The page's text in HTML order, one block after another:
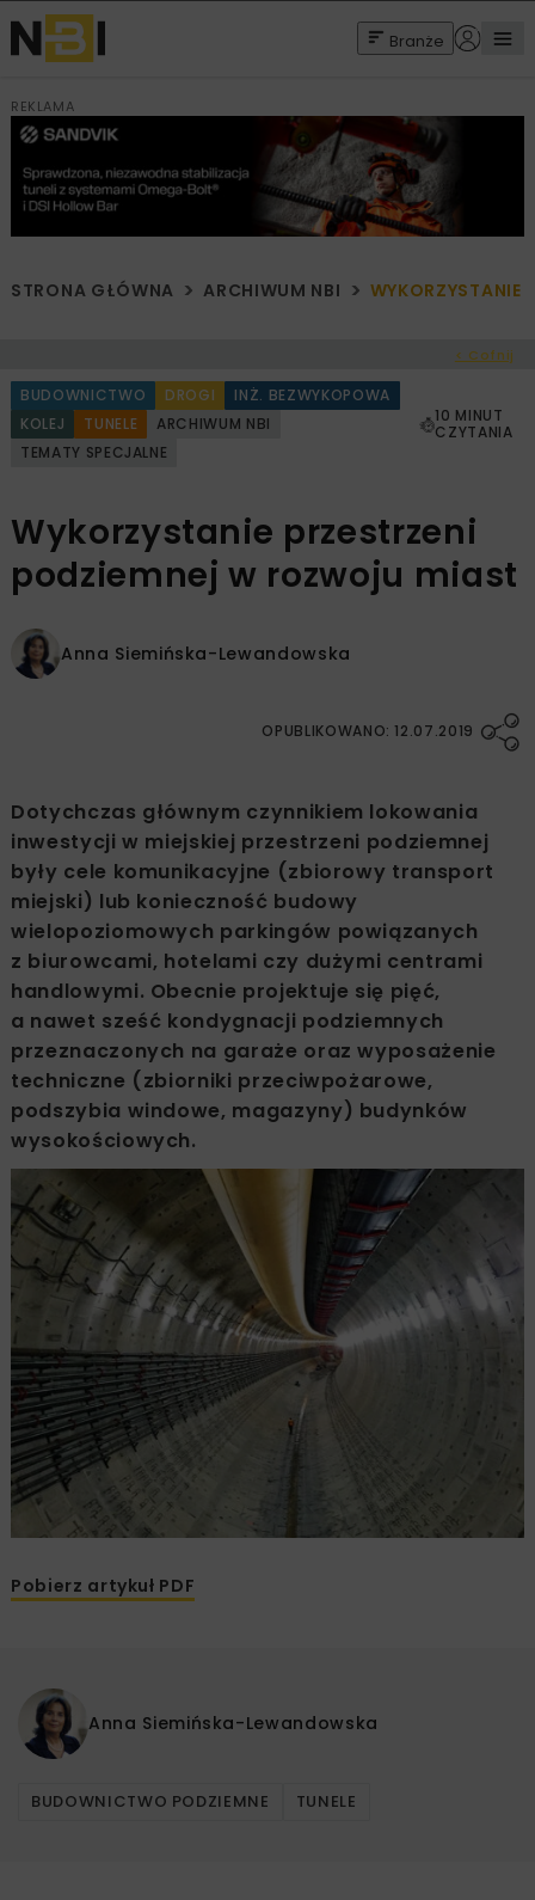
Branże
REKLAMA
STRONA GŁÓWNA ARCHIWUM NBI WYKORZYSTANIE
< Cofnij
BUDOWNICTWO DROGI
INŻ. BEZWYKOPOWA
KOLEJ
TUNELE
ARCHIWUM NBI
TEMATY SPECJALNE
10 MINUT
CZYTANIA
Wykorzystanie przestrzeni
podziemnej w rozwoju miast
Anna Siemińska-Lewandowska
OPUBLIKOWANO: 12.07.2019
Dotychczas głównym czynnikiem lokowania
inwestycji w miejskiej przestrzeni podziemnej
były cele komunikacyjne (zbiorowy transport
miejski) lub konieczność budowy
wielopoziomowych parkingów powiązanych
z biurowcami, hotelami czy dużymi centrami
handlowymi. Obecnie projektuje się pięć,
a nawet sześć kondygnacji podziemnych
przeznaczonych na garaże oraz wyposażenie
techniczne (zbiorniki przeciwpożarowe,
podszybia windowe, magazyny) budynków
wysokościowych.
Pobierz artykuł PDF
Anna Siemińska-Lewandowska
BUDOWNICTWO PODZIEMNE TUNELE